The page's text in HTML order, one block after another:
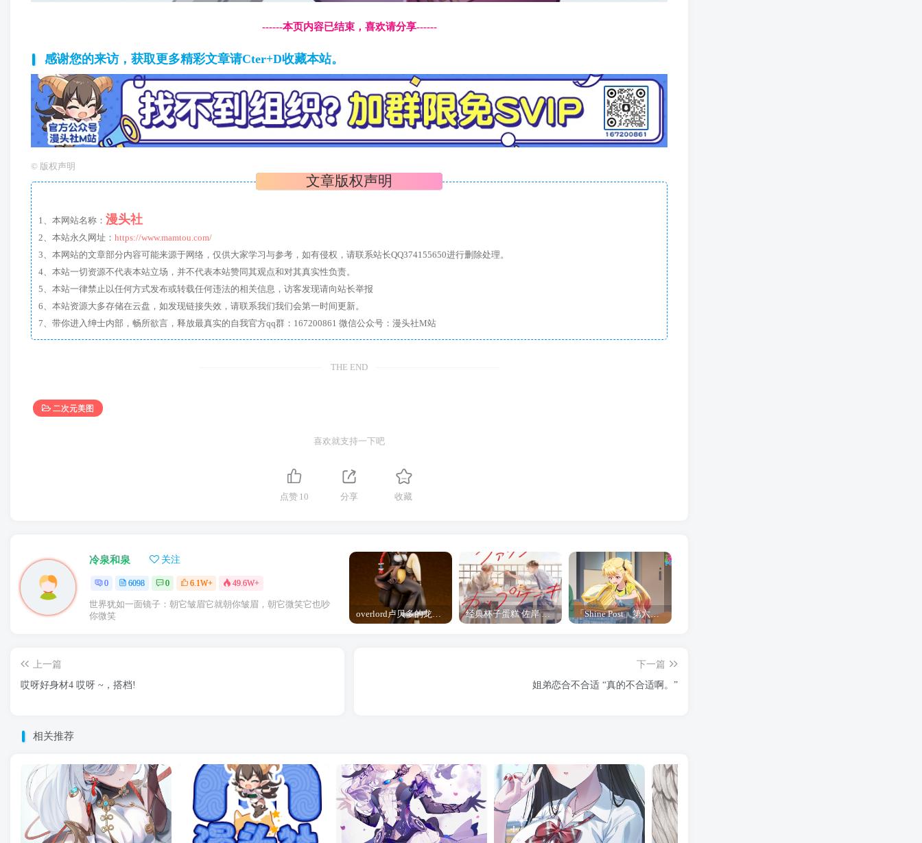
------本页内容已结束，喜欢请分享------
感谢您的来访，获取更多精彩文章请Cter+D收藏本站。
© 版权声明
文章版权声明
1、本网站名称： 漫头社
2、本站永久网址： https://www.mamtou.com/
3、本网站的文章部分内容可能来源于网络，仅供大家学习与参考，如有侵权，请联系站长QQ374155650进行删除处理。
4、本站一切资源不代表本站立场，并不代表本站赞同其观点和对其真实性负责。
5、本站一律禁止以任何方式发布或转载任何违法的相关信息，访客发现请向站长举报
6、本站资源大多存储在云盘，如发现链接失效，请联系我们我们会第一时间更新。
7、带你进入绅士内部，畅所欲言，释放最真实的自我官方qq群：167200861 微信公众号：漫头社M站
THE END
二次元美图
喜欢就支持一下吧
点赞 10 分享 收藏
冷泉和泉 关注
0 6098 0 6.1W+ 49.6W+
世界犹如一面镜子：朝它皱眉它就朝你皱眉，朝它微笑它也吵
你微笑
经典杯子蛋糕 佐岸 漫画「经典杯子蛋糕」宣布真人日剧化 「Shine Post」第六话ED主题曲「Yellow Rose」无字幕MV公开
上一篇
哎呀好身材4 哎呀 ~，搭档!
下一篇
姐弟恋合不合适 “真的不合适啊。”
相关推荐